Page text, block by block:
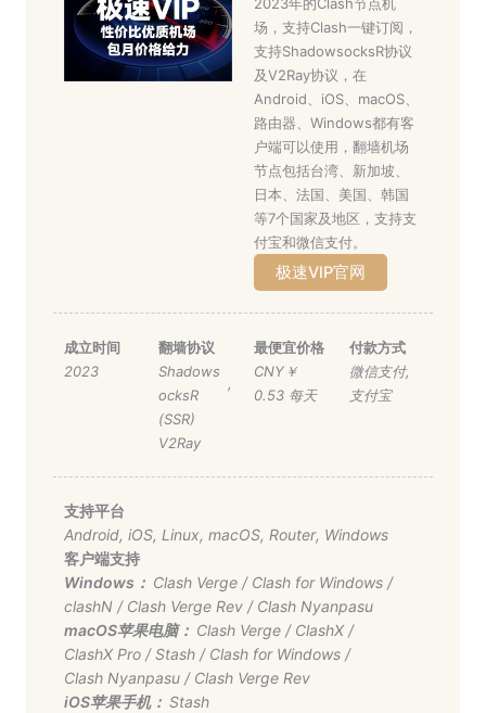
2023年的Clash节点机
场，支持Clash一键订阅，
支持ShadowsocksR协议
及V2Ray协议，在
Android、iOS、macOS、
路由器、Windows都有客
户端可以使用，翻墙机场
节点包括台湾、新加坡、
日本、法国、美国、韩国
等7个国家及地区，支持支
付宝和微信支付。
极速VIP官网
成立时间
2023
翻墙协议
Shadows
ocksR
(SSR)
,
V2Ray
最便宜价格
CNY￥
0.53 每天
付款方式
微信支付,
支付宝
支持平台
Android, iOS, Linux, macOS, Router, Windows
客户端支持
Windows： Clash Verge/ Clash for Windows/
clashN/ Clash Verge Rev/ Clash Nyanpasu
macOS苹果电脑： Clash Verge/ ClashX/
ClashX Pro/Stash/ Clash for Windows/
Clash Nyanpasu/ Clash Verge Rev
iOS苹果手机： Stash